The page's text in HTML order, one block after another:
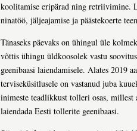
koolitamise eripärad ning retriivimine.
ninatöö, jäljeajamise ja päästekoerte
Tänaseks päevaks on ühingul üle
võttis ühingu üldkoosolek vastu
geenibaasi laiendamisele. Alates 2019
terviseküsitlusele on vastanud juba
inimeste teadlikkust tolleri osas,
laiendada Eesti tollerite geenibaasi.